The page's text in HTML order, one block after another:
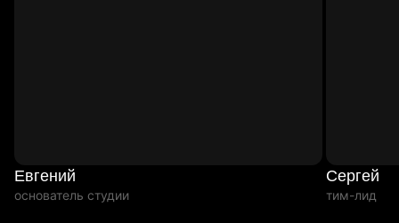
Евгений
основатель студии
Сергей
тим-лид